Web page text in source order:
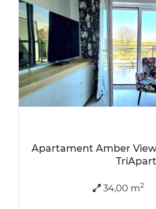
Apartament Amber
TriApart
34,00 m2